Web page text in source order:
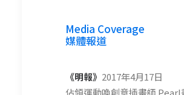
Media Coverage
媒體報道
《明報》 2017年4月17日
佔領運動喚創意插畫師 Pearl